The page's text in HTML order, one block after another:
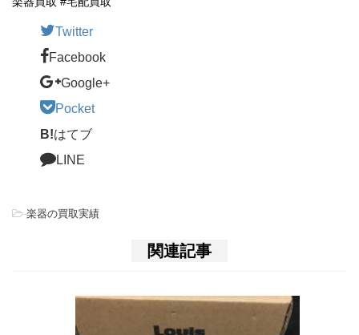
Twitter
Facebook
Google+
Pocket
B!はてブ
LINE
-楽器の買取実績
関連記事